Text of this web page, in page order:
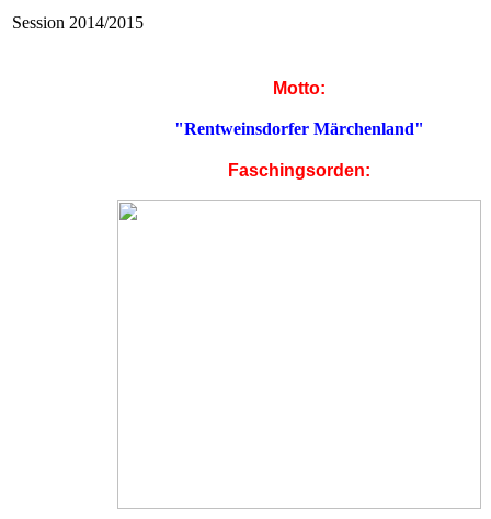
Session 2014/2015
Motto:
"Rentweinsdorfer Märchenland"
Faschingsorden: